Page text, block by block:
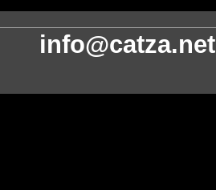
info@catza.net